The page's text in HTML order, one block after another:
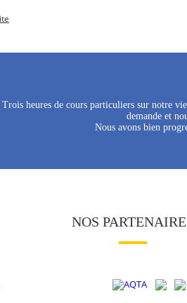
Trois heures de cours particuliers sur notre
demande et
Nous avons bien
NOS